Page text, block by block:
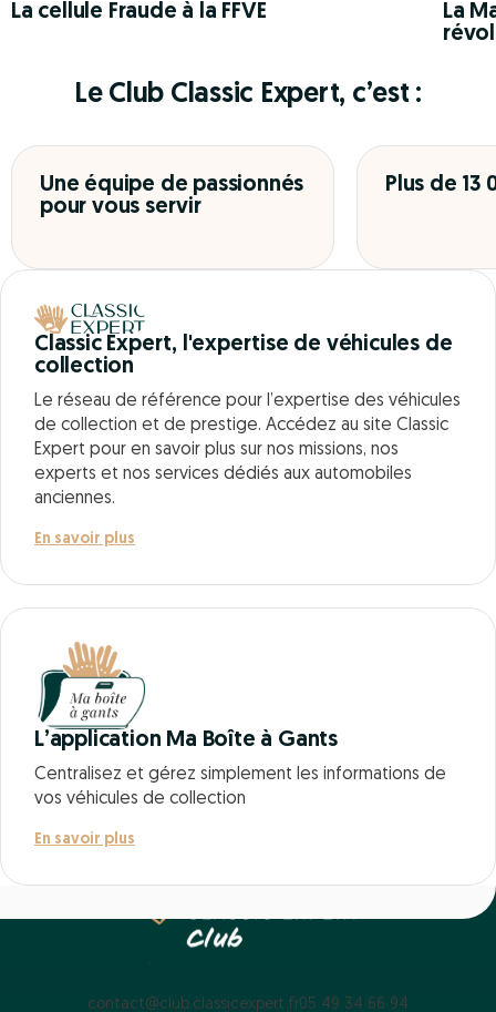
La cellule Fraude à la FFVE
La
Le Club Classic Expert, c’est :
Une équipe de passionnés
pour vous servir
Plus de 13
Classic Expert, l'expertise de véhicules de
collection
Le réseau de référence pour l’expertise des véhicules
de collection et de prestige. Accédez au site Classic
Expert pour en savoir plus sur nos missions, nos
experts et nos services dédiés aux automobiles
anciennes.
En savoir plus
L’application Ma Boîte à Gants
Centralisez et gérez simplement les informations de
vos véhicules de collection
En savoir plus
contact@club.classicexpert.fr05 49 34 66 94